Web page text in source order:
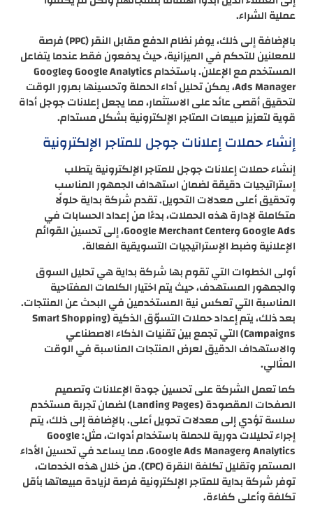
عملية الشراء.
بالإضافة إلى ذلك، يوفر نظام الدفع مقابل النقر (PPC) فرصة
للمعلنين للتحكم في الميزانية، حيث يدفعون فقط عندما يتفاعل
المستخدم مع الإعلان. باستخدام Google Analytics وGoogle
Ads Manager، يمكن تحليل أداء الحملة وتحسينها بمرور الوقت
لتحقيق أقصى عائد على الاستثمار، مما يجعل إعلانات جوجل أداة
قوية لتعزيز مبيعات المتاجر الإلكترونية بشكل مستدام.
إنشاء حملات إعلانات جوجل للمتاجر الإلكترونية
إنشاء حملات إعلانات جوجل للمتاجر الإلكترونية يتطلب
إستراتيجيات دقيقة لضمان استهداف الجمهور المناسب
وتحقيق أعلى معدلات التحويل. تقدم شركة بداية حلولًا
متكاملة لإدارة هذه الحملات، بدءًا من إعداد الحسابات في
Google Ads وGoogle Merchant Center، إلى تحسين القوائم
الإعلانية وضبط الإستراتيجيات التسويقية الفعالة.
أولى الخطوات التي تقوم بها شركة بداية هي تحليل السوق
والجمهور المستهدف، حيث يتم اختيار الكلمات المفتاحية
المناسبة التي تعكس نية المستخدمين في البحث عن المنتجات.
بعد ذلك، يتم إعداد حملات التسوّق الذكية (Smart Shopping
Campaigns) التي تجمع بين تقنيات الذكاء الاصطناعي
والاستهداف الدقيق لعرض المنتجات المناسبة في الوقت
المثالي.
كما تعمل الشركة على تحسين جودة الإعلانات وتصميم
الصفحات المقصودة (Landing Pages) لضمان تجربة مستخدم
سلسة تؤدي إلى معدلات تحويل أعلى. بالإضافة إلى ذلك، يتم
إجراء تحليلات دورية للحملة باستخدام أدوات، مثل: Google
Analytics وGoogle Ads Manager، مما يساعد في تحسين الأداء
المستمر وتقليل تكلفة النقرة (CPC). من خلال هذه الخدمات،
توفر شركة بداية للمتاجر الإلكترونية فرصة لزيادة مبيعاتها بأقل
تكلفة وأعلى كفاءة.